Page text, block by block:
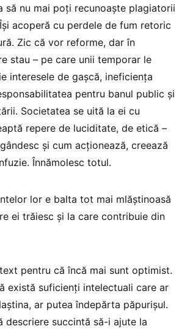
să nu mai poți recunoaște plagiatorii
acoperă cu perdele de fum retoric
Zic că vor reforme, dar în
stau – pe care unii temporar le
interesele de gașcă, ineficiența
pentru banul public și
Societatea se uită la ei cu
repere de luciditate, de etică –
și cum acționează, creează
Înnămolesc totul.
lor e balta tot mai mlăștinoasă
ei trăiesc și la care contribuie din
pentru că încă mai sunt optimist.
există suficienți intelectuali care ar
ar putea îndepărta păpurișul.
descriere succintă să-i ajute la